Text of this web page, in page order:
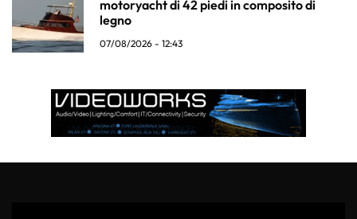
motoryacht di 42 piedi in composito di
legno
07/08/2026 - 12:43